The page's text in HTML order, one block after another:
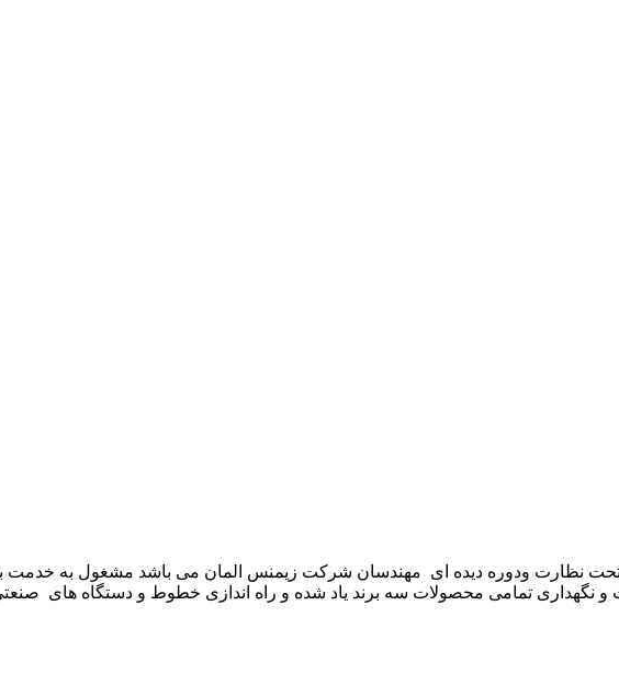
تکنوست با مدیریت مهندس علی فرخانی که از سال ۱۳۶۵ تحت نظارت ودوره دیده ای مهندسان شرکت زیمنس المان
نگهداری تمامی محصولات سه برند یاد شده و راه اندازی خطوط و دستگاه های